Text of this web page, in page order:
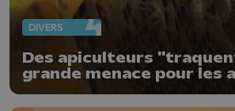
DIVERS
Des apiculteurs
grande menace pour les